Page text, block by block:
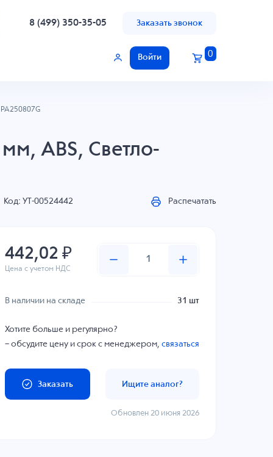
8 (499) 350-35-05 Заказать звонок
Войти 0
ABS, Светло-
Код: УТ-00524442 Распечатать
442,02 ₽
Цена с учетом НДС
В наличии на складе 31 шт
Хотите больше и регулярно?
– обсудите цену и срок с менеджером,связаться
Заказать Ищите аналог?
Обновлен 20 июня 2026